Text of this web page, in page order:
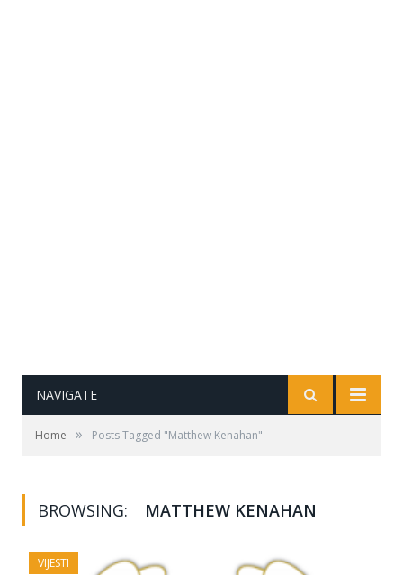
NAVIGATE
Home » Posts Tagged "Matthew Kenahan"
BROWSING: MATTHEW KENAHAN
VIJESTI